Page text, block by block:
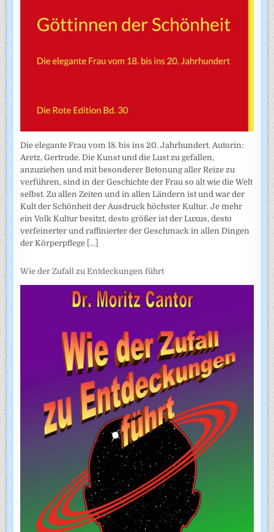
Die elegante Frau vom 18. bis ins 20. Jahrhundert. Autorin:
Aretz, Gertrude. Die Kunst und die Lust zu gefallen,
anzuziehen und mit besonderer Betonung aller Reize zu
verführen, sind in der Geschichte der Frau so alt wie die Welt
selbst. Zu allen Zeiten und in allen Ländern ist und war der
Kult der Schönheit der Ausdruck höchster Kultur. Je mehr
ein Volk Kultur besitzt, desto größer ist der Luxus, desto
verfeinerter und raffinierter der Geschmack in allen Dingen
der Körperpflege [...]
Wie der Zufall zu Entdeckungen führt